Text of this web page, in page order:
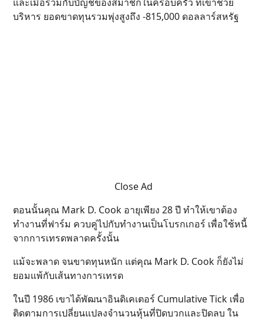
บริหาร ยอดขาดทุนรวมพุ่งสูงถึง -815,000 ดอลลาร์สหรัฐ
Close Ad
ตอนนั้นคุณ Mark D. Cook อายุเพียง 28 ปี ทำให้เขาต้อง
ทำงานที่ฟาร์ม ควบคู่ไปกับทำงานเป็นโบรกเกอร์ เพื่อใช้หนี้
จากการเทรดพลาดครั้งนั้น
แม้จะพลาด จนขาดทุนหนัก แต่คุณ Mark D. Cook ก็ยังไม่
ยอมแพ้กับเส้นทางการเทรด
ในปี 1986 เขาได้พัฒนาอินดิเคเตอร์ Cumulative Tick เพื่อ
ติดตามการเปลี่ยนแปลงจำนวนหุ้นที่ปิดบวกและปิดลบ ใน